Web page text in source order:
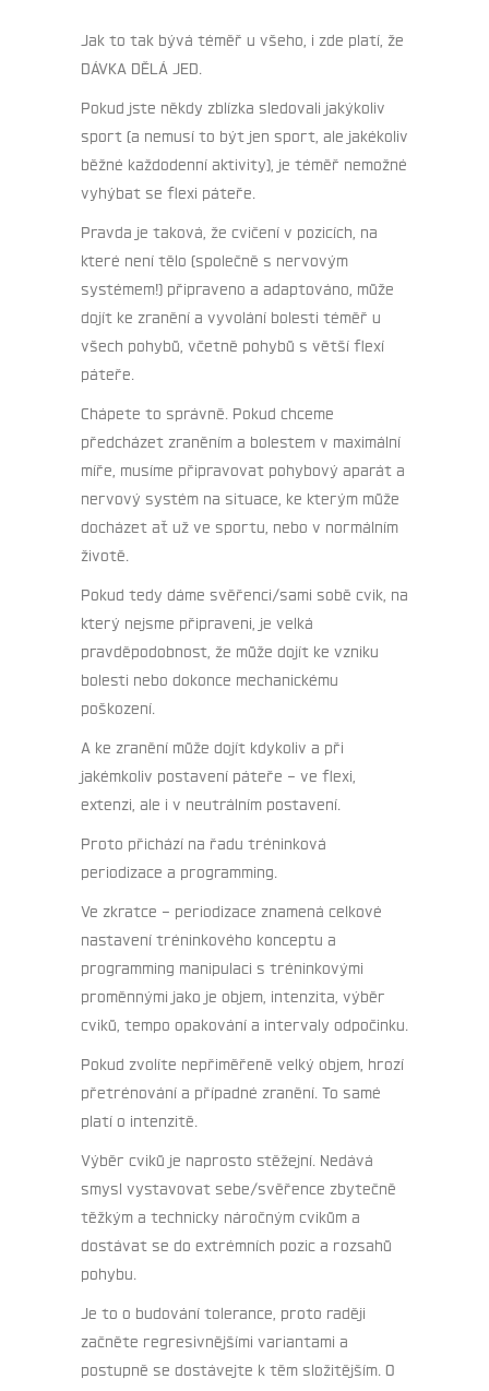
Jak to tak bývá téměř u všeho, i zde platí, že
DÁVKA DĚLÁ JED.
Pokud jste někdy zblízka sledovali jakýkoliv
sport (a nemusí to být jen sport, ale jakékoliv
běžné každodenní aktivity), je téměř nemožné
vyhýbat se flexi páteře.
Pravda je taková, že cvičení v pozicích, na
které není tělo (společně s nervovým
systémem!) připraveno a adaptováno, může
dojít ke zranění a vyvolání bolesti téměř u
všech pohybů, včetně pohybů s větší flexí
páteře.
Chápete to správně. Pokud chceme
předcházet zraněním a bolestem v maximální
míře, musíme připravovat pohybový aparát a
nervový systém na situace, ke kterým může
docházet ať už ve sportu, nebo v normálním
životě.
Pokud tedy dáme svěřenci/sami sobě cvik, na
který nejsme připraveni, je velká
pravděpodobnost, že může dojít ke vzniku
bolesti nebo dokonce mechanickému
poškození.
A ke zranění může dojít kdykoliv a při
jakémkoliv postavení páteře – ve flexi,
extenzi, ale i v neutrálním postavení.
Proto přichází na řadu tréninková
periodizace a programming.
Ve zkratce – periodizace znamená celkové
nastavení tréninkového konceptu a
programming manipulaci s tréninkovými
proměnnými jako je objem, intenzita, výběr
cviků, tempo opakování a intervaly odpočinku.
Pokud zvolíte nepřiměřeně velký objem, hrozí
přetrénování a případné zranění. To samé
platí o intenzitě.
Výběr cviků je naprosto stěžejní. Nedává
smysl vystavovat sebe/svěřence zbytečně
těžkým a technicky náročným cvikům a
dostávat se do extrémních pozic a rozsahů
pohybu.
Je to o budování tolerance, proto raději
začněte regresivnějšími variantami a
postupně se dostávejte k těm složitějším. O